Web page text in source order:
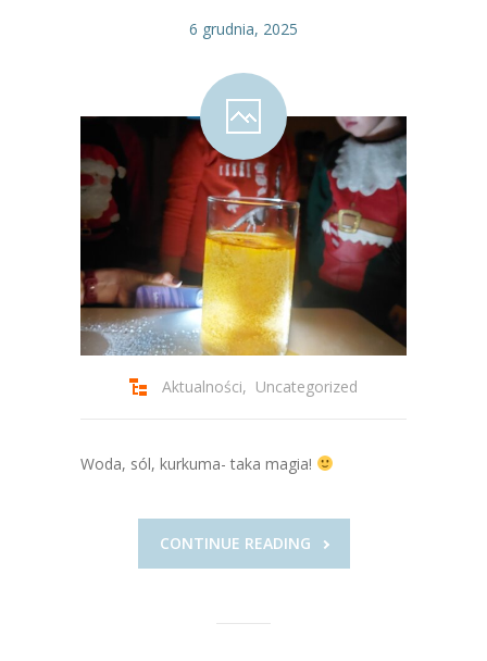
6 grudnia, 2025
Aktualności, Uncategorized
Woda, sól, kurkuma- taka magia!
CONTINUE READING